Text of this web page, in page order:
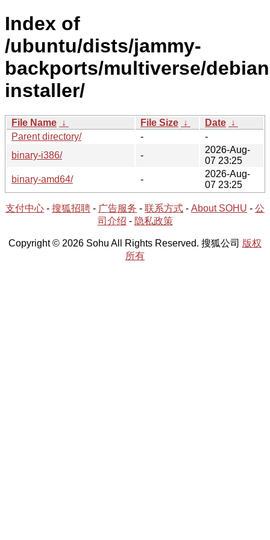
Index of
/ubuntu/dists/jammy-
backports/multiverse/
installer/
File Name ↓ File Size ↓ Date ↓
Parent directory/
-
-
binary-i386/
-
2026-Aug-
07 23:25
binary-amd64/
-
2026-Aug-
07 23:25
支付中心 - 搜狐招聘 - 广告服务 - 联系方式 - About SOHU - 公
司介绍 - 隐私政策
Copyright © 2026 Sohu All Rights Reserved. 搜狐公司 版权
所有